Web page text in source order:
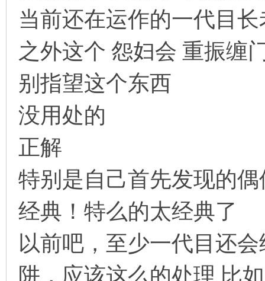
当前还在运作的一代目
之外这个 怨妇会 重振缠
别指望这个东西
没用处的
正解
特别是自己首先发现的
经典！特么的太经典了
以前吧，至少一代目还
阱，应该这么的处理 比